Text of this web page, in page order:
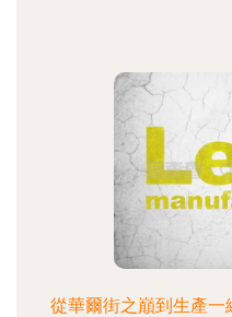
從華爾街之巔到生產